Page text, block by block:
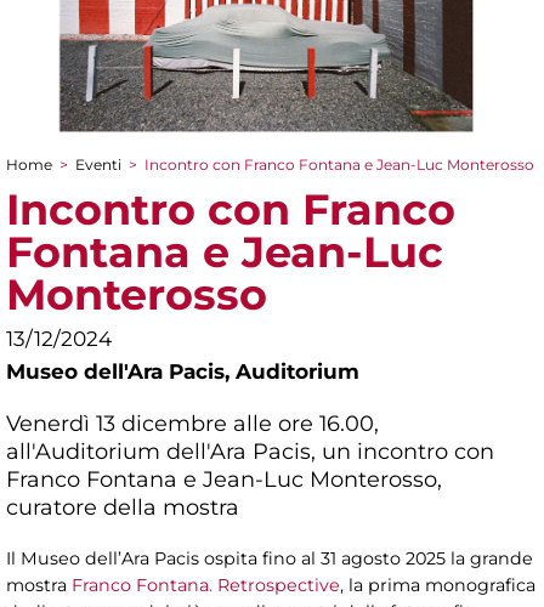
Tu sei qui
Home > Eventi > Incontro con Franco Fontana e Jean-Luc Monterosso
Incontro con Franco
Fontana e Jean-Luc
Monterosso
13/12/2024
Museo dell'Ara Pacis, Auditorium
Venerdì 13 dicembre alle ore 16.00,
all'Auditorium dell'Ara Pacis, un incontro con
Franco Fontana e Jean-Luc Monterosso,
curatore della mostra
Il Museo dell’Ara Pacis ospita fino al 31 agosto 2025 la grande
mostra Franco Fontana. Retrospective, la prima monografica